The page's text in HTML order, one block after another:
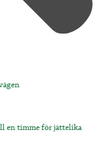
en timme för jättelika